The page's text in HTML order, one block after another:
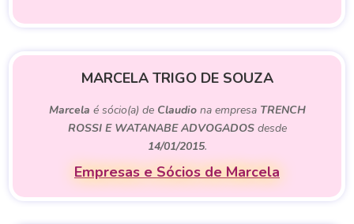
MARCELA TRIGO DE SOUZA
Marcela é sócio(a) de Claudiona empresa TRENCH
ROSSI E WATANABE ADVOGADOSdesde
14/01/2015.
Empresas e Sócios de Marcela